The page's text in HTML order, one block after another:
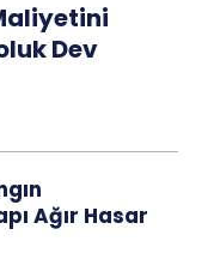
Dev
Ağır Hasar